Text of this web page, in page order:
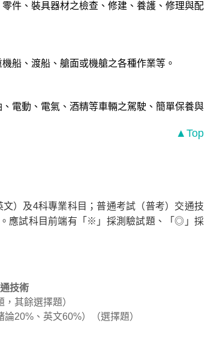
件、裝具器材之檢查、修建、養護、修理與配
船、渡船、艙面或機艙之各種作業等。
電動、電氣、酒精等車輛之駕駛、簡單保養與
▲Top
）及4科專業科目；普通考試（普考）交通技
應試科目前端有「※」採測驗試題、「◎」採
技術
其餘選擇題）
20%、英文60%）（選擇題）